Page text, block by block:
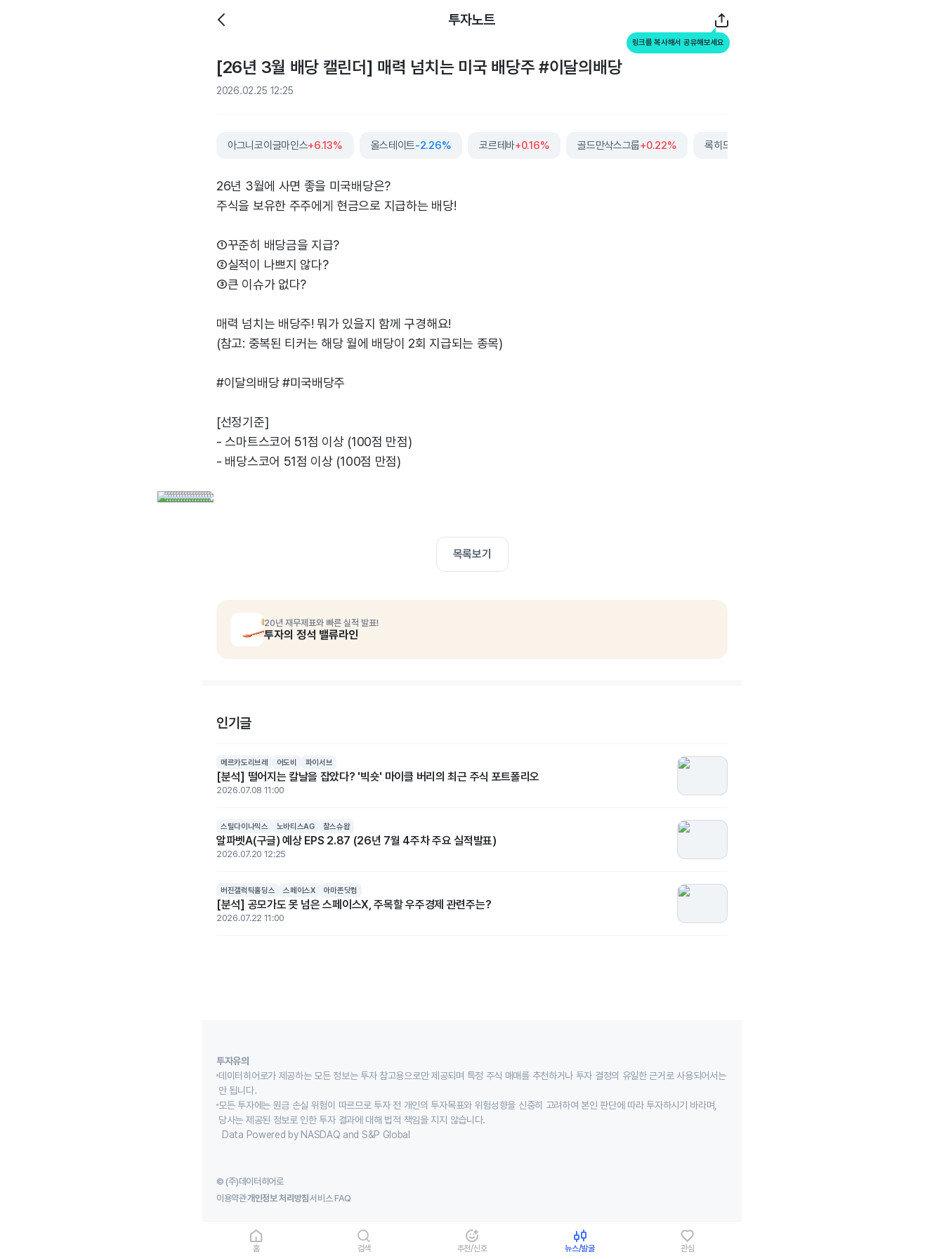
홈 검색 추천/신호 뉴스/발굴 관심
투자노트
링크를 복사해서 공유해보세요
[26년 3월 배당 캘린더] 매력 넘치는 미국 배당주 #이달의배당
2026.02.25 12:25
아그니코이글마인스+6.13% 올스테이트-2.26% 코르테바+0.16% 골드만삭스그룹+0.22% 록히드마틴
26년 3월에 사면 좋을 미국배당은?
주식을 보유한 주주에게 현금으로 지급하는 배당!
①꾸준히 배당금을 지급?
②실적이 나쁘지 않다?
③큰 이슈가 없다?
매력 넘치는 배당주! 뭐가 있을지 함께 구경해요!
(참고: 중복된 티커는 해당 월에 배당이 2회 지급되는 종목)
#이달의배당 #미국배당주
[선정기준]
- 스마트스코어 51점 이상 (100점 만점)
- 배당스코어 51점 이상 (100점 만점)
목록보기
20년 재무제표와 빠른 실적 발표!
투자의 정석 밸류라인
인기글
메르카도리브레 어도비 파이서브
[분석] 떨어지는 칼날을 잡았다? '빅숏' 마이클 버리의 최근 주식 포트폴리오
2026.07.08 11:00
스틸다이나믹스 노바티스AG 찰스슈왑
알파벳A(구글) 예상 EPS 2.87 (26년 7월 4주차 주요 실적발표)
2026.07.20 12:25
버진갤럭틱홀딩스 스페이스X 아마존닷컴
[분석] 공모가도 못 넘은 스페이스X, 주목할 우주경제 관련주는?
2026.07.22 11:00
투자유의
데이터히어로가 제공하는 모든 정보는 투자 참고용으로만 제공되며 특정 주식 매매를 추천하거나 투자 결정의 유일한 근거로 사용되어서는
안 됩니다.
모든 투자에는 원금 손실 위험이 따르므로 투자 전 개인의 투자목표와 위험성향을 신중히 고려하여 본인 판단에 따라 투자하시기 바라며,
당사는 제공된 정보로 인한 투자 결과에 대해 법적 책임을 지지 않습니다.
Data Powered by NASDAQ and S&P Global
© (주)데이터히어로
이용약관개인정보 처리방침서비스 FAQ